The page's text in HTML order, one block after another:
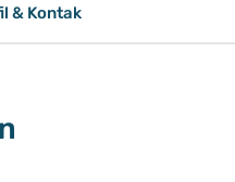
& Kontak